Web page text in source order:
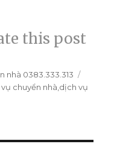
this post
nhà 0383.333.313
chuyển nhà,dịch vụ